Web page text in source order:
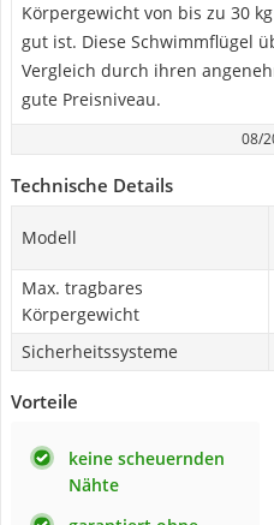
Körpergewicht von bis zu 30
gut ist. Diese Schwimmflügel
Vergleich durch ihren
gute Preisniveau.
08/
Technische Details
Modell
Max. tragbares
Körpergewicht
Sicherheitssysteme
Vorteile
keine scheuernden
Nähte